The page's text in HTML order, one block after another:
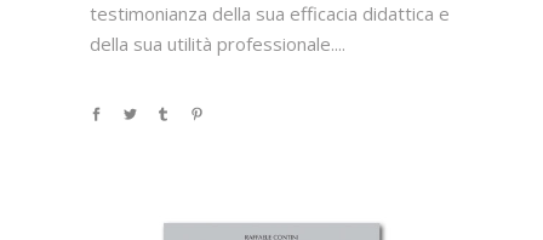
testimonianza della sua efficacia didattica e
della sua utilità professionale....